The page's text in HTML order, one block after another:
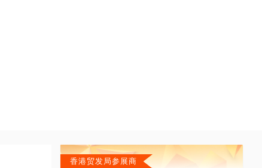
香港贸发局参展商